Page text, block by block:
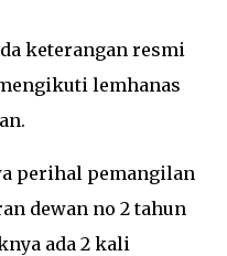
keterangan resmi
lemhanas
perihal pemangilan
dewan no 2 tahun
ada 2 kali